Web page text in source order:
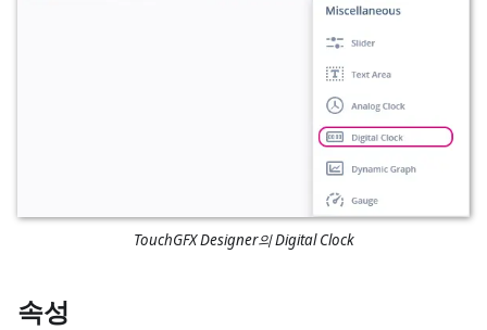
TouchGFX Designer의 Digital Clock
속성